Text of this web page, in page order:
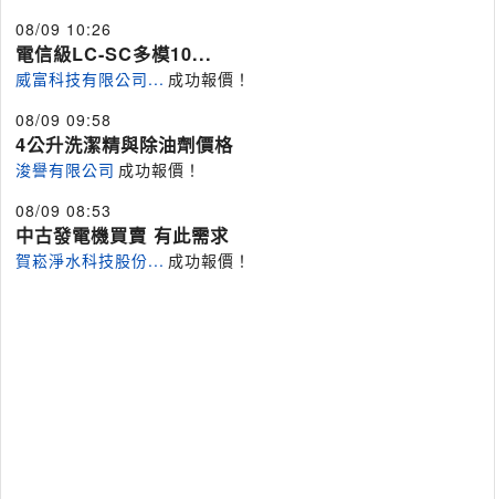
08/09 10:26
電信級LC-SC多模10...
威富科技有限公司... 成功報價！
08/09 09:58
4公升洗潔精與除油劑價格
浚譽有限公司 成功報價！
08/09 08:53
中古發電機買賣 有此需求
賀崧淨水科技股份... 成功報價！